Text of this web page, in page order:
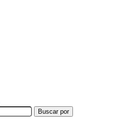
Buscar por